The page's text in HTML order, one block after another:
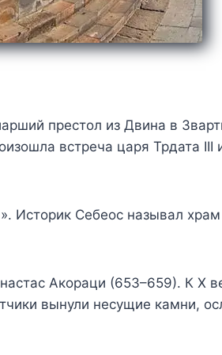
престол из Двина в
встреча царя Трдата III
Историк Себеос называл
Акораци (653–659). К X
вынули несущие камни,